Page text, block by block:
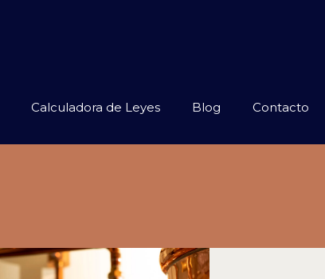
Calculadora de Leyes Blog Contacto